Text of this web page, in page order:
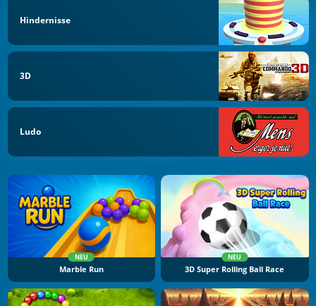
Hindernisse
3D
Ludo
NEU
Marble Run
NEU
3D Super Rolling Ball Race